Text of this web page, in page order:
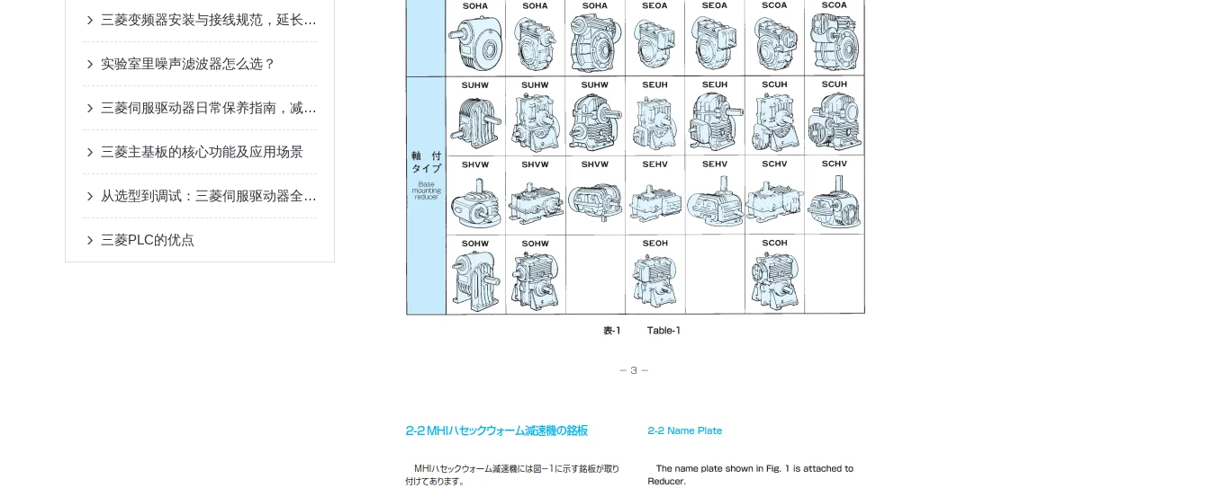
三菱变频器安装与接线规范，延长设备寿命要点
实验室里噪声滤波器怎么选？
三菱伺服驱动器日常保养指南，减少高温过载停机故障
三菱主基板的核心功能及应用场景
从选型到调试：三菱伺服驱动器全流程应用指南，新手也能快速上手
三菱PLC的优点